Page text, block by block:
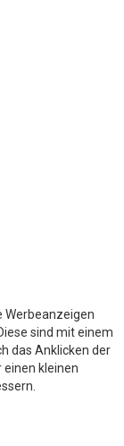
Werbeanzeigen
sind mit einem
das Anklicken der
einen kleinen